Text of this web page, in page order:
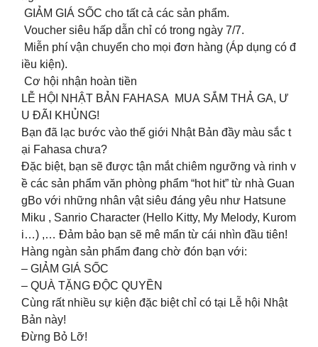
GIẢM GIÁ SỐC cho tất cả các sản phẩm.
Voucher siêu hấp dẫn chỉ có trong ngày 7/7.
Miễn phí vận chuyển cho mọi đơn hàng (Áp dụng có đ
iều kiện).
Cơ hội nhận hoàn tiền
LỄ HỘI NHẬT BẢN FAHASA MUA SẮM THẢ GA, Ư
U ĐÃI KHỦNG! ️
Bạn đã lạc bước vào thế giới Nhật Bản đầy màu sắc t
ại Fahasa chưa?
Đặc biệt, bạn sẽ được tận mắt chiêm ngưỡng và rinh v
ề các sản phẩm văn phòng phẩm “hot hit” từ nhà Guan
gBo với những nhân vật siêu đáng yêu như Hatsune
Miku , Sanrio Character (Hello Kitty, My Melody, Kurom
i…) ,… Đảm bảo bạn sẽ mê mẩn từ cái nhìn đầu tiên!
Hàng ngàn sản phẩm đang chờ đón bạn với:
– GIẢM GIÁ SỐC ️
– QUÀ TẶNG ĐỘC QUYỀN
Cùng rất nhiều sự kiện đặc biệt chỉ có tại Lễ hội Nhật
Bản này!
Đừng Bỏ Lỡ!